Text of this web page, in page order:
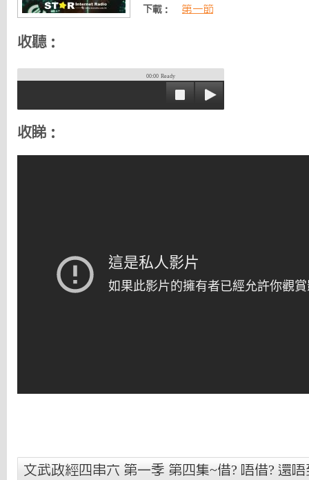
下載： 第一節
收聽：
00:00 Ready
收睇：
文武政經四串六 第一季 第四集~借? 唔借? 還